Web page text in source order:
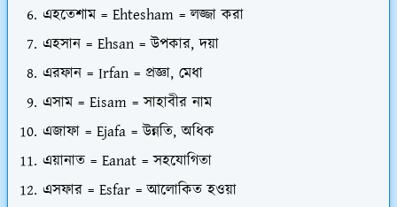
এহতেশাম = Ehtesham = লজ্জা করা
এহসান = Ehsan = উপকার, দয়া
এরফান = Irfan = প্রজ্ঞা, মেধা
এসাম = Eisam = সাহাবীর নাম
এজাফা = Ejafa = উন্নতি, অধিক
এয়ানাত = Eanat = সহযোগিতা
এসফার = Esfar = আলোকিত হওয়া